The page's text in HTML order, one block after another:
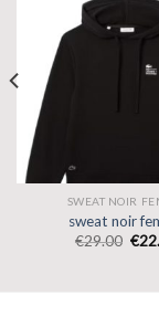
SWEAT NOIR
sweat noir
€29.00 €